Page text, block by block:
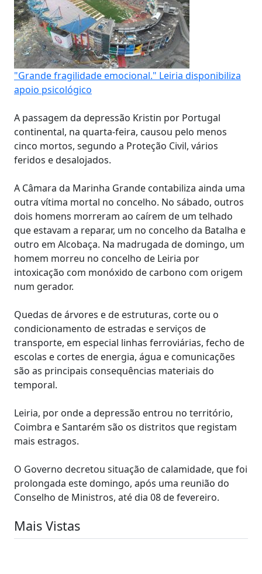
"Grande fragilidade emocional." Leiria disponibiliza
apoio psicológico
A passagem da depressão Kristin por Portugal
continental, na quarta-feira, causou pelo menos
cinco mortos, segundo a Proteção Civil, vários
feridos e desalojados.
A Câmara da Marinha Grande contabiliza ainda uma
outra vítima mortal no concelho. No sábado, outros
dois homens morreram ao caírem de um telhado
que estavam a reparar, um no concelho da Batalha e
outro em Alcobaça. Na madrugada de domingo, um
homem morreu no concelho de Leiria por
intoxicação com monóxido de carbono com origem
num gerador.
Quedas de árvores e de estruturas, corte ou o
condicionamento de estradas e serviços de
transporte, em especial linhas ferroviárias, fecho de
escolas e cortes de energia, água e comunicações
são as principais consequências materiais do
temporal.
Leiria, por onde a depressão entrou no território,
Coimbra e Santarém são os distritos que registam
mais estragos.
O Governo decretou situação de calamidade, que foi
prolongada este domingo, após uma reunião do
Conselho de Ministros, até dia 08 de fevereiro.
Mais Vistas